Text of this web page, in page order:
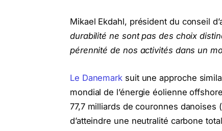
Mikael Ekdahl, président du conseil
durabilité ne sont pas des choix
pérennité de nos activités dans un
Le Danemark suit une approche
mondial de l’énergie éolienne
77,7 milliards de couronnes danoises
d’atteindre une neutralité carbone